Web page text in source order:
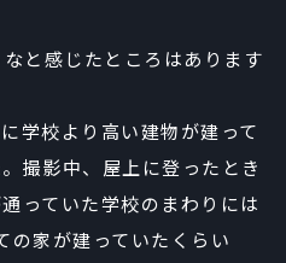
なと感じたところはあります
学校より高い建物が建って
撮影中、屋上に登ったとき
っていた学校のまわりには
の家が建っていたくらい